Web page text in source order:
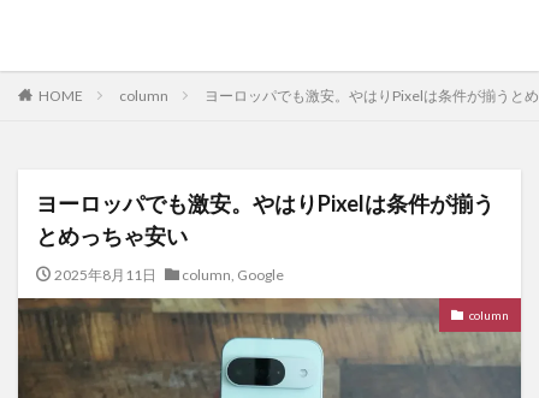
HOME column ヨーロッパでも激安。やはりPixelは条件が揃うと
ヨーロッパでも激安。やはりPixelは条件が揃う
とめっちゃ安い
2025年8月11日 column, Google
column